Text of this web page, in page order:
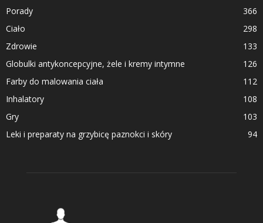
Porady
366
Ciało
298
Zdrowie
133
Globulki antykoncepcyjne, żele i kremy intymne
126
Farby do malowania ciała
112
Inhalatory
108
Gry
103
Leki i preparaty na grzybicę paznokci i skóry
94